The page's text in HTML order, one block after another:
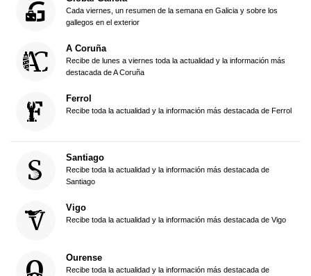
Cada viernes, un resumen de la semana en Galicia y sobre los
gallegos en el exterior
A Coruña
Recibe de lunes a viernes toda la actualidad y la información más
destacada de A Coruña
Ferrol
Recibe toda la actualidad y la información más destacada de Ferrol
Santiago
Recibe toda la actualidad y la información más destacada de
Santiago
Vigo
Recibe toda la actualidad y la información más destacada de Vigo
Ourense
Recibe toda la actualidad y la información más destacada de